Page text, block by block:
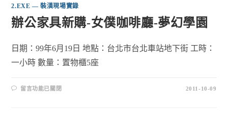
2.EXE — 裝潢現場實錄
辦公家具新購-女僕咖啡廳-夢幻學園
日期：99年6月19日 地點：台北市台北車站地下街 工時：
一小時 數量：置物櫃5座
留言功能已關閉 2011-10-09